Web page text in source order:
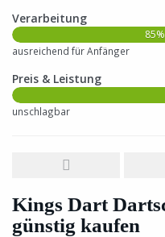
Verarbeitung
85%
ausreichend für Anfänger
Preis & Leistung
unschlagbar
Kings Dart
günstig kaufen